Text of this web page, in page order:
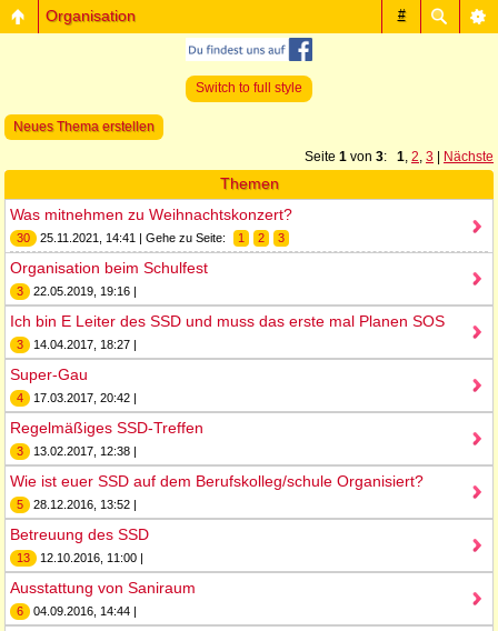
#
Organisation
Switch to full style
Neues Thema erstellen
Seite 1 von 3: 1, 2, 3 Nächste
Themen
Was mitnehmen zu Weihnachtskonzert?
30 25.11.2021, 14:41 | Gehe zu Seite: 1 2 3
Organisation beim Schulfest
3 22.05.2019, 19:16 |
Ich bin E Leiter des SSD und muss das erste mal Planen SOS
3 14.04.2017, 18:27 |
Super-Gau
4 17.03.2017, 20:42 |
Regelmäßiges SSD-Treffen
3 13.02.2017, 12:38 |
Wie ist euer SSD auf dem Berufskolleg/schule Organisiert?
5 28.12.2016, 13:52 |
Betreuung des SSD
13 12.10.2016, 11:00 |
Ausstattung von Saniraum
6 04.09.2016, 14:44 |